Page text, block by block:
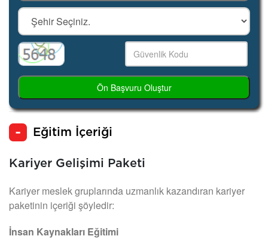
Ön Başvuru Oluştur
Eğitim İçeriği
Kariyer Gelişimi Paketi
Kariyer meslek gruplarında uzmanlık kazandıran kariyer
paketinin içeriği şöyledir:
İnsan Kaynakları Eğitimi